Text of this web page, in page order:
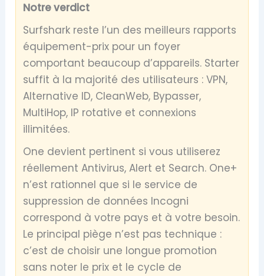
Notre verdict
Surfshark reste l’un des meilleurs rapports
équipement-prix pour un foyer
comportant beaucoup d’appareils. Starter
suffit à la majorité des utilisateurs : VPN,
Alternative ID, CleanWeb, Bypasser,
MultiHop, IP rotative et connexions
illimitées.
One devient pertinent si vous utiliserez
réellement Antivirus, Alert et Search. One+
n’est rationnel que si le service de
suppression de données Incogni
correspond à votre pays et à votre besoin.
Le principal piège n’est pas technique :
c’est de choisir une longue promotion
sans noter le prix et le cycle de